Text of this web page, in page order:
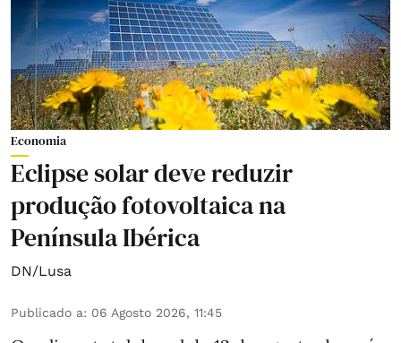
Economia
Eclipse solar deve reduzir
produção fotovoltaica na
Península Ibérica
DN/Lusa
Publicado a: 06 Agosto 2026, 11:45